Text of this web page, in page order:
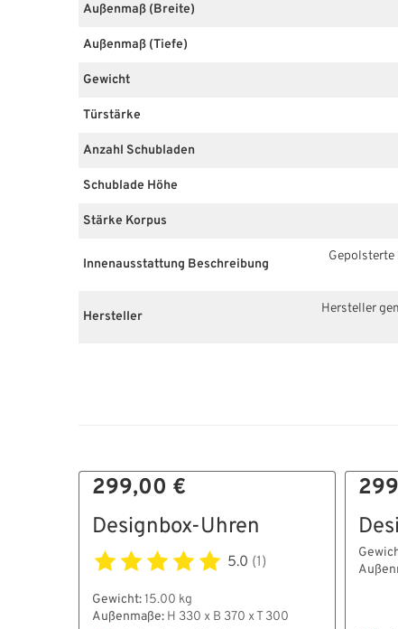
Außenmaß (Breite)
Außenmaß (Tiefe)
Gewicht
Türstärke
Anzahl Schubladen
Schublade Höhe
Stärke Korpus
Innenausstattung Beschreibung
Gepolsterte
Hersteller
Hersteller
299,00 €
Designbox-Uhren
5.0 (1)
Gewicht:15.00 kg
Außenmaße: H 330 x B 370 x T 300